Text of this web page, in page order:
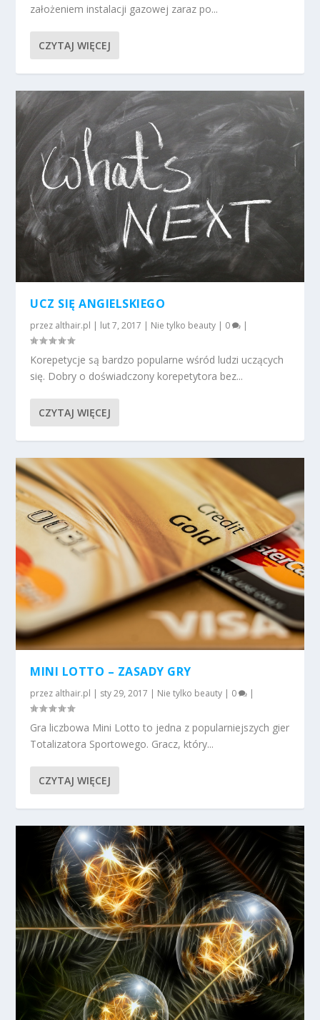
założeniem instalacji gazowej zaraz po...
CZYTAJ WIĘCEJ
UCZ SIĘ ANGIELSKIEGO
przez althair.pl | lut 7, 2017 | Nie tylko beauty | 0 |
Korepetycje są bardzo popularne wśród ludzi uczących
się. Dobry o doświadczony korepetytora bez...
CZYTAJ WIĘCEJ
MINI LOTTO – ZASADY GRY
przez althair.pl | sty 29, 2017 | Nie tylko beauty | 0 |
Gra liczbowa Mini Lotto to jedna z popularniejszych gier
Totalizatora Sportowego. Gracz, który...
CZYTAJ WIĘCEJ